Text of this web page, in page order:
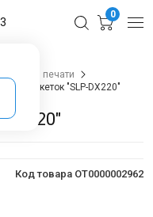
0
для печати
этикеток "SLP-DX220"
Код товара OT0000002962